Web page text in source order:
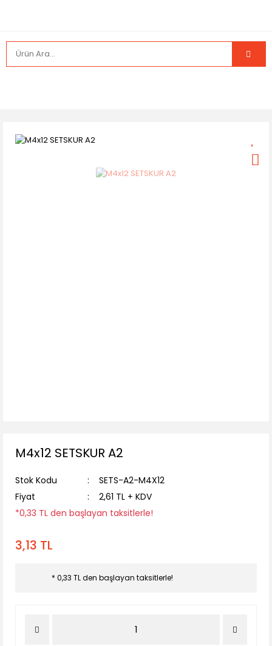
M4x12 SETSKUR A2
Stok Kodu
SETS-A2-M4X12
Fiyat
2,61 TL + KDV
*0,33 TL den başlayan taksitlerle!
3,13 TL
* 0,33 TL den başlayan taksitlerle!